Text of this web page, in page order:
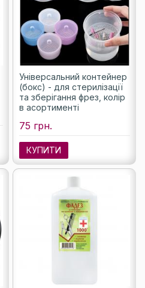
Універсальний контейнер
(бокс) - для стерилізації
та зберігання фрез, колір
в асортименті
75 грн.
КУПИТИ